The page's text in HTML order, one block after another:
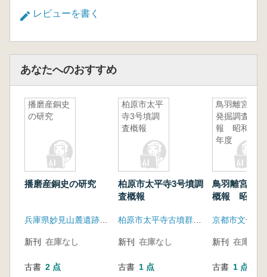
レビューを書く
あなたへのおすすめ
播磨産銅史
の研究
播磨産銅史の研究
新刊 在庫なし
古書 2 点
柏原市太平
寺3号墳調
査概報
柏原市太平寺3号墳調
査概報
新刊 在庫なし
古書 1 点
鳥羽離宮跡
発掘調査概
報 昭和57
年度
鳥羽離宮跡
概報 昭和57
京都市文化観
新刊 在庫なし
古書 1 点